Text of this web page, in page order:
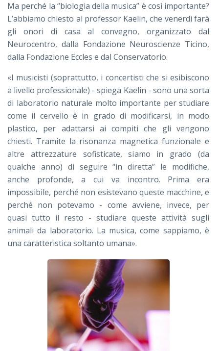
Ma perché la “biologia della musica” è così importante?
L’abbiamo chiesto al professor Kaelin, che venerdì farà
gli onori di casa al convegno, organizzato dal
Neurocentro, dalla Fondazione Neuroscienze Ticino,
dalla Fondazione Eccles e dal Conservatorio.
«I musicisti (soprattutto, i concertisti che si esibiscono
a livello professionale) - spiega Kaelin - sono una sorta
di laboratorio naturale molto importante per studiare
come il cervello è in grado di modificarsi, in modo
plastico, per adattarsi ai compiti che gli vengono
chiesti. Tramite la risonanza magnetica funzionale e
altre attrezzature sofisticate, siamo in grado (da
qualche anno) di seguire “in diretta” le modifiche,
anche profonde, a cui va incontro. Prima era
impossibile, perché non esistevano queste macchine, e
perché non potevamo - come avviene, invece, per
quasi tutto il resto - studiare queste attività sugli
animali da laboratorio. La musica, come sappiamo, è
una caratteristica soltanto umana».